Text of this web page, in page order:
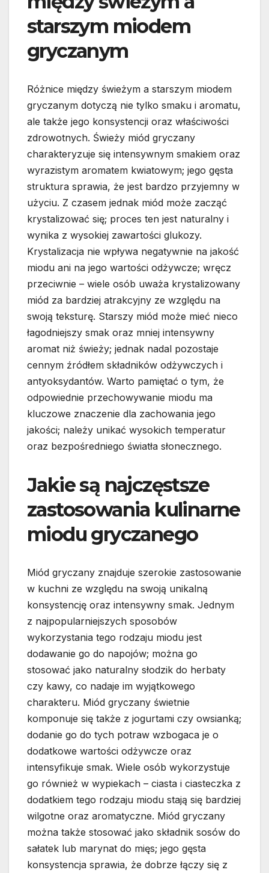
starszym miodem
gryczanym
Różnice między świeżym a starszym miodem
gryczanym dotyczą nie tylko smaku i aromatu,
ale także jego konsystencji oraz właściwości
zdrowotnych. Świeży miód gryczany
charakteryzuje się intensywnym smakiem oraz
wyrazistym aromatem kwiatowym; jego gęsta
struktura sprawia, że jest bardzo przyjemny w
użyciu. Z czasem jednak miód może zacząć
krystalizować się; proces ten jest naturalny i
wynika z wysokiej zawartości glukozy.
Krystalizacja nie wpływa negatywnie na jakość
miodu ani na jego wartości odżywcze; wręcz
przeciwnie – wiele osób uważa krystalizowany
miód za bardziej atrakcyjny ze względu na
swoją teksturę. Starszy miód może mieć nieco
łagodniejszy smak oraz mniej intensywny
aromat niż świeży; jednak nadal pozostaje
cennym źródłem składników odżywczych i
antyoksydantów. Warto pamiętać o tym, że
odpowiednie przechowywanie miodu ma
kluczowe znaczenie dla zachowania jego
jakości; należy unikać wysokich temperatur
oraz bezpośredniego światła słonecznego.
Jakie są najczęstsze
zastosowania kulinarne
miodu gryczanego
Miód gryczany znajduje szerokie zastosowanie
w kuchni ze względu na swoją unikalną
konsystencję oraz intensywny smak. Jednym
z najpopularniejszych sposobów
wykorzystania tego rodzaju miodu jest
dodawanie go do napojów; można go
stosować jako naturalny słodzik do herbaty
czy kawy, co nadaje im wyjątkowego
charakteru. Miód gryczany świetnie
komponuje się także z jogurtami czy owsianką;
dodanie go do tych potraw wzbogaca je o
dodatkowe wartości odżywcze oraz
intensyfikuje smak. Wiele osób wykorzystuje
go również w wypiekach – ciasta i ciasteczka z
dodatkiem tego rodzaju miodu stają się bardziej
wilgotne oraz aromatyczne. Miód gryczany
można także stosować jako składnik sosów do
sałatek lub marynat do mięs; jego gęsta
konsystencja sprawia, że dobrze łączy się z